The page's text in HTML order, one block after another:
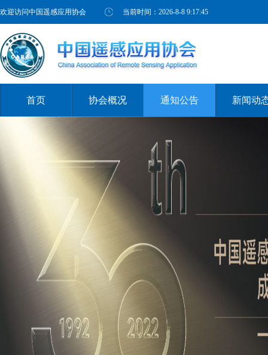
欢迎访问中国遥感应用协会 当前时间： 2026-8-8 9:17:47
首页 协会概况 通知公告 新闻动